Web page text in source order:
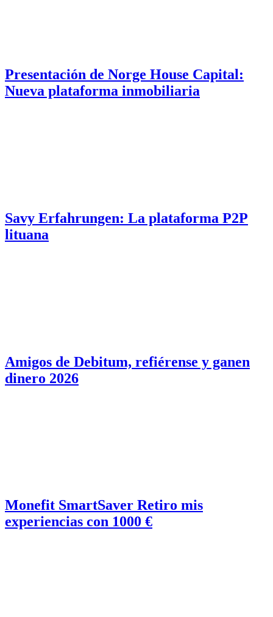
Presentación de Norge House Capital:
Nueva plataforma inmobiliaria
Savy Erfahrungen: La plataforma P2P
lituana
Amigos de Debitum, refiérense y ganen
dinero 2026
Monefit SmartSaver Retiro mis
experiencias con 1000 €